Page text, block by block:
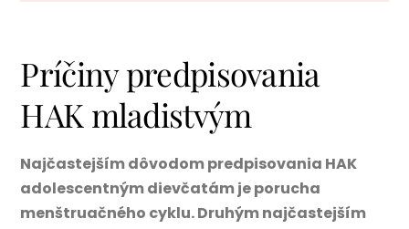
Príčiny predpisovania
HAK mladistvým
Najčastejším dôvodom predpisovania HAK
adolescentným dievčatám je porucha
menštruačného cyklu. Druhým najčastejším